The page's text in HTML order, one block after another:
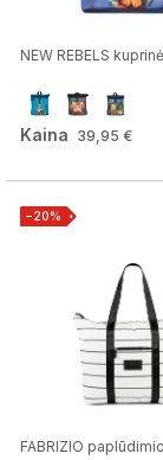
NEW REBELS
Kaina 39,95 €
−20%
FABRIZIO